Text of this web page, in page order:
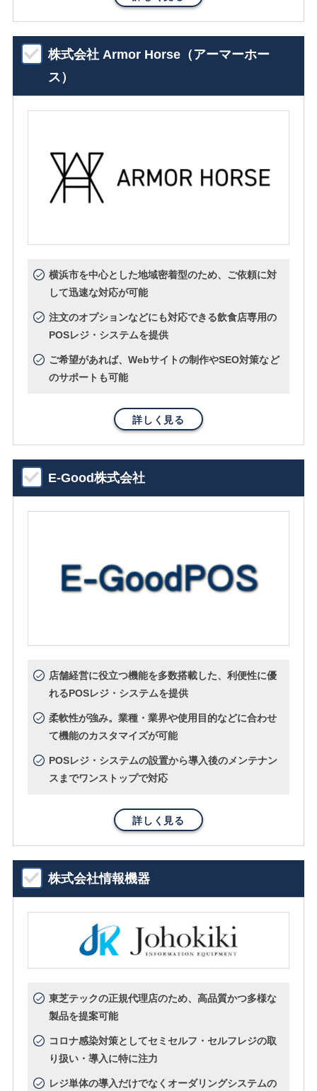
株式会社 Armor Horse（アーマーホー
ス）
横浜市を中心とした地域密着型のため、ご依頼に対
して迅速な対応が可能
注文のオプションなどにも対応できる飲食店専用の
POSレジ・システムを提供
ご希望があれば、Webサイトの制作やSEO対策など
のサポートも可能
詳しく見る
E-Good株式会社
店舗経営に役立つ機能を多数搭載した、利便性に優
れるPOSレジ・システムを提供
柔軟性が強み。業種・業界や使用目的などに合わせ
て機能のカスタマイズが可能
POSレジ・システムの設置から導入後のメンテナン
スまでワンストップで対応
詳しく見る
株式会社情報機器
東芝テックの正規代理店のため、高品質かつ多様な
製品を提案可能
コロナ感染対策としてセミセルフ・セルフレジの取
り扱い・導入に特に注力
レジ単体の導入だけでなくオーダリングシステムの